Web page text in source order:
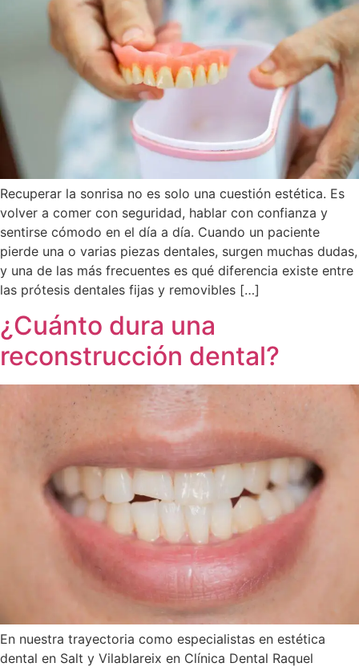
Recuperar la sonrisa no es solo una cuestión estética. Es
volver a comer con seguridad, hablar con confianza y
sentirse cómodo en el día a día. Cuando un paciente
pierde una o varias piezas dentales, surgen muchas dudas,
y una de las más frecuentes es qué diferencia existe entre
las prótesis dentales fijas y removibles […]
¿Cuánto dura una
reconstrucción dental?
En nuestra trayectoria como especialistas en estética
dental en Salt y Vilablareix en Clínica Dental Raquel